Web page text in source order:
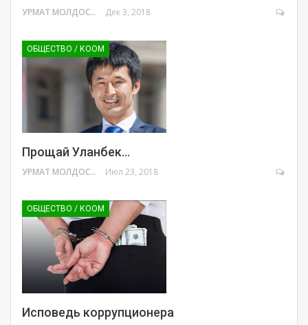
УРМАТ МОЛДОСАНОВ Дек 3, 2018
ОБЩЕСТВО / КООМ
Прощай Уланбек…
УРМАТ МОЛДОСАНОВ Июл 23, 2018
ОБЩЕСТВО / КООМ
Исповедь коррупционера